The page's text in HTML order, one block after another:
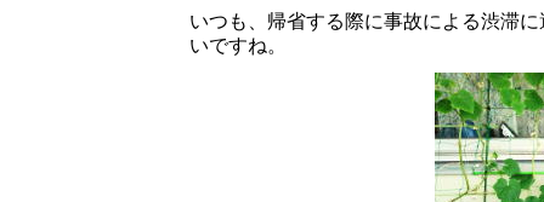
いつも、帰省する際に事故による渋滞
いですね。